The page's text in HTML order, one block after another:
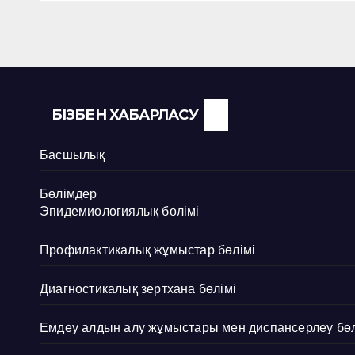
БІЗБЕН ХАБАРЛАСУ
Басшылық
Бөлімдер
Эпидемиологиялық бөлімі
Профилактикалық жұмыстар бөлімі
Диагностикалық зертхана бөлімі
Емдеу алдын алу жұмыстары мен диспансерлеу